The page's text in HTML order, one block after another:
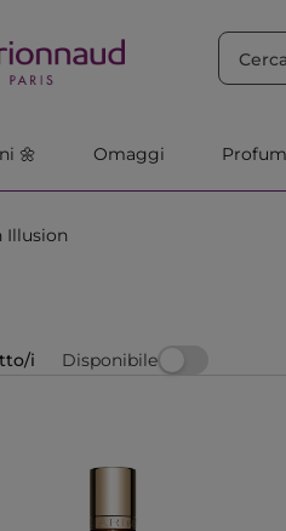
🌼 Omaggi
Illusion
i Disponibile